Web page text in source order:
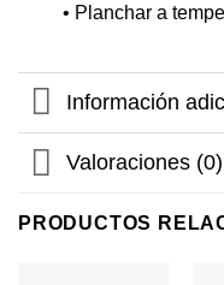
• Planchar a
Información
Valoraciones (0)
PRODUCTOS